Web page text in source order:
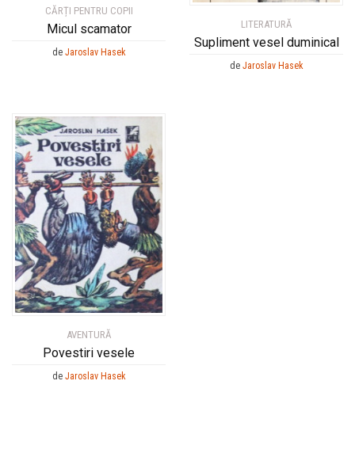
CĂRȚI PENTRU COPII
Micul scamator
de Jaroslav Hasek
LITERATURĂ
Supliment vesel duminical
de Jaroslav Hasek
AVENTURĂ
Povestiri vesele
de Jaroslav Hasek